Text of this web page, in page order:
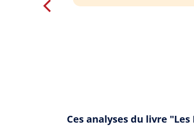
Ces analyses du livre